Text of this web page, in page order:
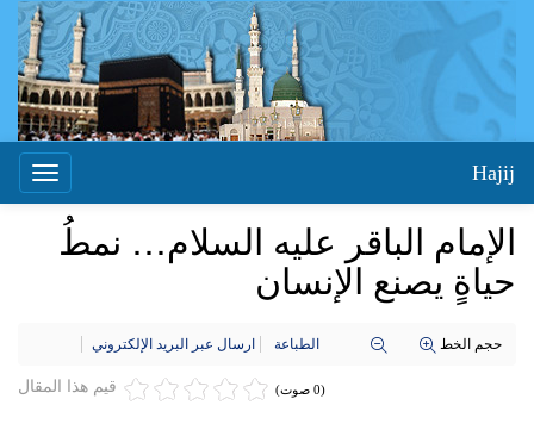
Toggle
Hajij
الإمام الباقر عليه السلام… نمطُ
حياةٍ يصنع الإنسان
حجم الخط الطباعة ارسال عبر البريد الإلكتروني
قيم هذا المقال (0 صوت)